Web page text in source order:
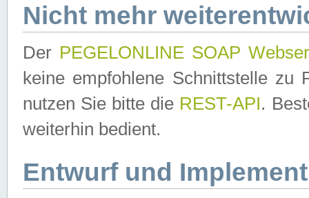
Nicht mehr
Der PEGELONLINE SOAP
keine empfohlene Schnittstelle zu
nutzen Sie bitte die REST-API.
weiterhin bedient.
Entwurf und